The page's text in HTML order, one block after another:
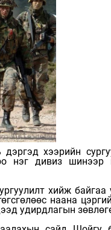
хээрийн
нэг дивиз
хийж байгаа
наана
удирдлагын